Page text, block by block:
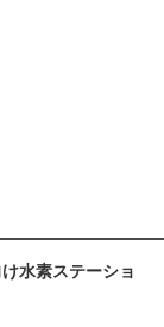
水素ステーショ